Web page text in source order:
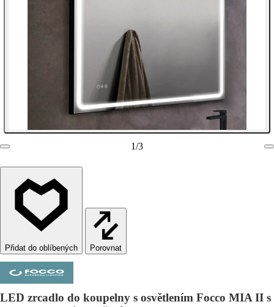
1/3
Porovnat
LED zrcadlo do koupelny s osvětlením Focco MIA II s